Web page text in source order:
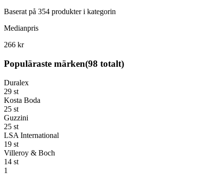
Baserat på 354 produkter i kategorin
Medianpris
266 kr
Populäraste märken(98 totalt)
Duralex
29 st
Kosta Boda
25 st
Guzzini
25 st
LSA International
19 st
Villeroy & Boch
14 st
1